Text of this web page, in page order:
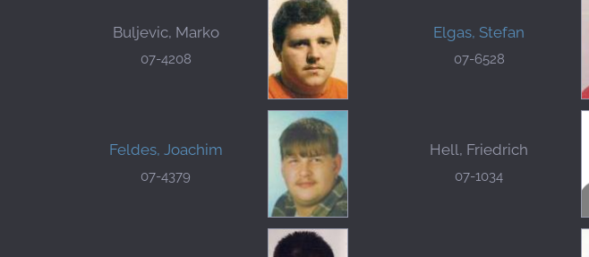
Buljevic, Marko
07-4208
Elgas, Stefan
07-6528
Feldes, Joachim
07-4379
Hell, Friedrich
07-1034